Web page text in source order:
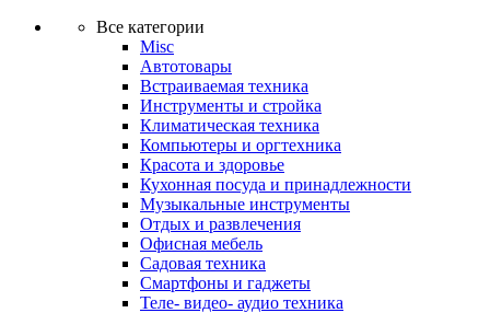
Все категории
Misc
Автотовары
Встраиваемая техника
Инструменты и стройка
Климатическая техника
Компьютеры и оргтехника
Красота и здоровье
Кухонная посуда и принадлежности
Музыкальные инструменты
Отдых и развлечения
Офисная мебель
Садовая техника
Смартфоны и гаджеты
Теле- видео- аудио техника